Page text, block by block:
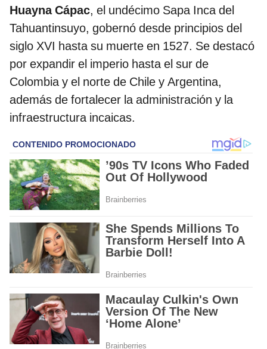
Huayna Cápac, el undécimo Sapa Inca del
Tahuantinsuyo, gobernó desde principios del
siglo XVI hasta su muerte en 1527. Se destacó
por expandir el imperio hasta el sur de
Colombia y el norte de Chile y Argentina,
además de fortalecer la administración y la
infraestructura incaicas.